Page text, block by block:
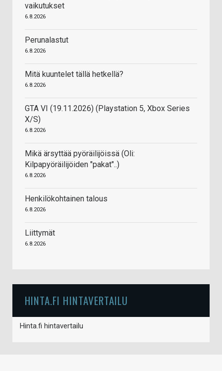
vaikutukset
6.8.2026
Perunalastut
6.8.2026
Mitä kuuntelet tällä hetkellä?
6.8.2026
GTA VI (19.11.2026) (Playstation 5, Xbox Series
X/S)
6.8.2026
Mikä ärsyttää pyöräilijöissä (Oli:
Kilpapyöräilijöiden "pakat"..)
6.8.2026
Henkilökohtainen talous
6.8.2026
Liittymät
6.8.2026
HINTA.FI HINTAVERTAILU
Hinta.fi hintavertailu